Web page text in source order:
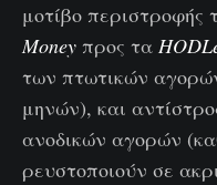
μοτίβο
Money προς τα
των πτωτικών
μηνών), και
ανοδικών αγορών
ρευστοποιούν σε